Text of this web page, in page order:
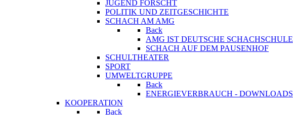
JUGEND FORSCHT
POLITIK UND ZEITGESCHICHTE
SCHACH AM AMG
Back
AMG IST DEUTSCHE SCHACHSCHULE
SCHACH AUF DEM PAUSENHOF
SCHULTHEATER
SPORT
UMWELTGRUPPE
Back
ENERGIEVERBRAUCH - DOWNLOADS
KOOPERATION
Back